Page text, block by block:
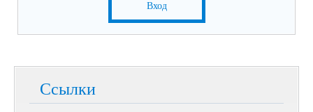
Вход
Ссылки